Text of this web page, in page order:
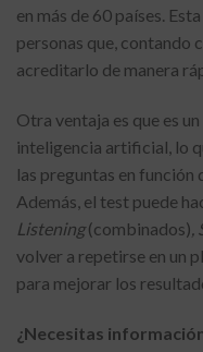
en más de 60 países.
personas que, contando
acreditarlo de manera
Otra ventaja es que es
inteligencia artificial, lo
las preguntas en función
Además, el test puede
Listening(combinados),
volver a repetirse en un
para mejorar los
¿Necesitas